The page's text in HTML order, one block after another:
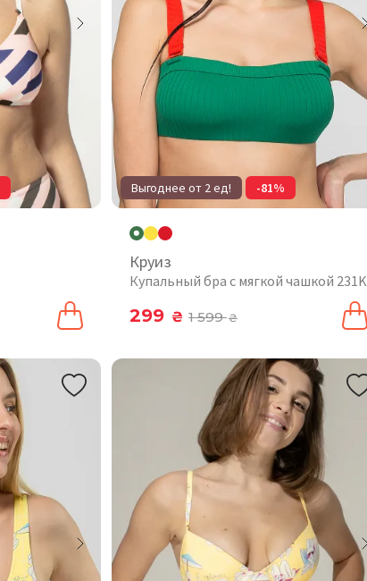
Выгоднее от 2 ед! -81%
Круиз
Купальный бра с мягкой чашкой 231K
299 ₴ 1 599₴